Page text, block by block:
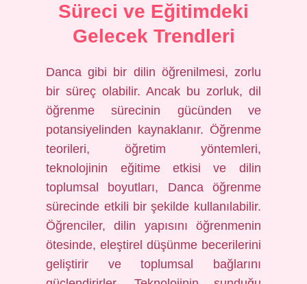
Süreci ve Eğitimdeki
Gelecek Trendleri
Danca gibi bir dilin öğrenilmesi, zorlu
bir süreç olabilir. Ancak bu zorluk, dil
öğrenme sürecinin gücünden ve
potansiyelinden kaynaklanır. Öğrenme
teorileri, öğretim yöntemleri,
teknolojinin eğitime etkisi ve dilin
toplumsal boyutları, Danca öğrenme
sürecinde etkili bir şekilde kullanılabilir.
Öğrenciler, dilin yapısını öğrenmenin
ötesinde, eleştirel düşünme becerilerini
geliştirir ve toplumsal bağlarını